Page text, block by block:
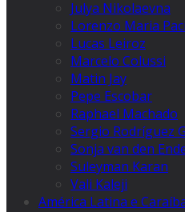
Julya Nikolaevna
Lorenzo Maria
Lucas Leiroz
Marcelo Colussi
Matin Jay
Pepe Escobar
Raphael Machado
Sergio Rodríguez
Sonja van den
Suleyman Karan
Vali Kaleji
América Latina e